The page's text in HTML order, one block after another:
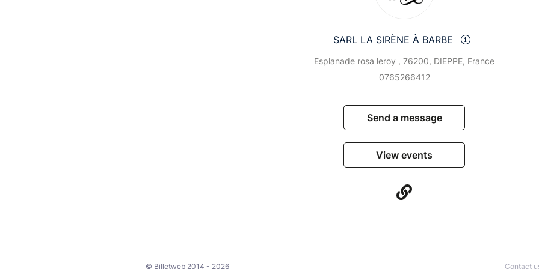
SARL LA SIRÈNE À BARBE
Esplanade rosa leroy , 76200, DIEPPE, France
0765266412
Send a message
View events
© Billetweb 2014 - 2026 Contact